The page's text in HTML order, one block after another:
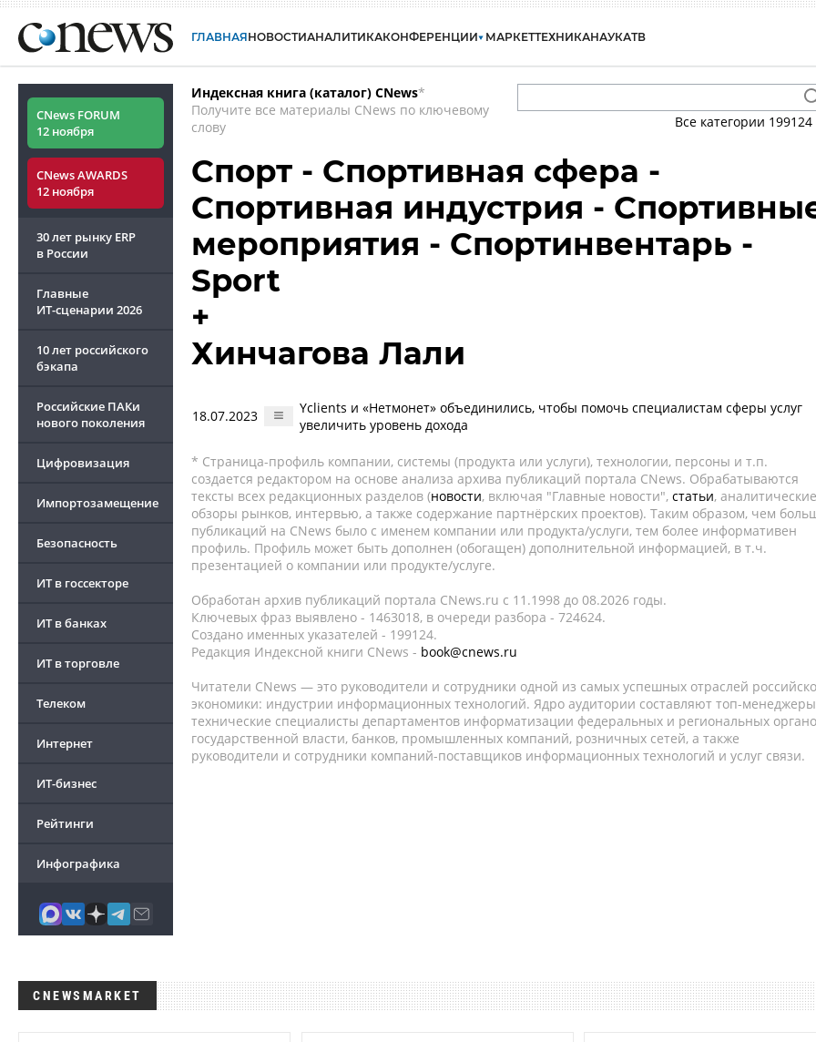
ГЛАВНАЯНОВОСТИАНАЛИТИКАКОНФЕРЕНЦИИ МАРКЕТТЕХНИКАНАУКАТВ
CNews FORUM
12 ноября
CNews AWARDS
12 ноября
30 лет рынку ERP
в России
Главные
ИТ-сценарии 2026
10 лет российского
бэкапа
Российские ПАКи
нового поколения
Цифровизация
Импортозамещение
Безопасность
ИТ в госсекторе
ИТ в банках
ИТ в торговле
Телеком
Интернет
ИТ-бизнес
Рейтинги
Инфографика
Индексная книга (каталог) CNews*
Получите все материалы CNews по ключевому
слову
Все категории 199124
Спорт - Спортивная сфера -
Спортивная индустрия -
мероприятия - Спортинвентарь -
Sport
+
Хинчагова Лали
18.07.2023
Yclients и «Нетмонет» объединились, чтобы помочь специалистам сферы услуг
увеличить уровень дохода
* Страница-профиль компании, системы (продукта или услуги), технологии, персоны и т.п.
создается редактором на основе анализа архива публикаций портала CNews. Обрабатываются
тексты всех редакционных разделов (новости, включая "Главные новости", статьи, аналитические
обзоры рынков, интервью, а также содержание партнёрских проектов). Таким образом, чем
публикаций на CNews было с именем компании или продукта/услуги, тем более информативен
профиль. Профиль может быть дополнен (обогащен) дополнительной информацией, в т.ч.
презентацией о компании или продукте/услуге.
Обработан архив публикаций портала CNews.ru c 11.1998 до 08.2026 годы.
Ключевых фраз выявлено - 1463018, в очереди разбора - 724624.
Создано именных указателей - 199124.
Редакция Индексной книги CNews - book@cnews.ru
Читатели CNews — это руководители и сотрудники одной из самых успешных отраслей
экономики: индустрии информационных технологий. Ядро аудитории составляют топ-
технические специалисты департаментов информатизации федеральных и региональных
государственной власти, банков, промышленных компаний, розничных сетей, а также
руководители и сотрудники компаний-поставщиков информационных технологий и услуг связи.
CNEWSMARKET